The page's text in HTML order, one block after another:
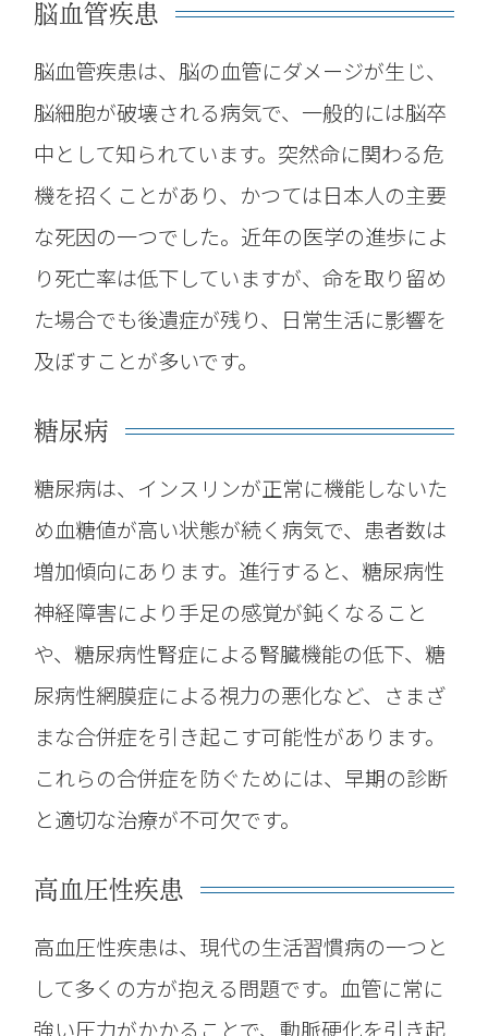
脳血管疾患
脳血管疾患は、脳の血管にダメージが生じ、
脳細胞が破壊される病気で、一般的には脳卒
中として知られています。突然命に関わる危
機を招くことがあり、かつては日本人の主要
な死因の一つでした。近年の医学の進歩によ
り死亡率は低下していますが、命を取り留め
た場合でも後遺症が残り、日常生活に影響を
及ぼすことが多いです。
糖尿病
糖尿病は、インスリンが正常に機能しないた
め血糖値が高い状態が続く病気で、患者数は
増加傾向にあります。進行すると、糖尿病性
神経障害により手足の感覚が鈍くなること
や、糖尿病性腎症による腎臓機能の低下、糖
尿病性網膜症による視力の悪化など、さまざ
まな合併症を引き起こす可能性があります。
これらの合併症を防ぐためには、早期の診断
と適切な治療が不可欠です。
高血圧性疾患
高血圧性疾患は、現代の生活習慣病の一つと
して多くの方が抱える問題です。血管に常に
強い圧力がかかることで、動脈硬化を引き起